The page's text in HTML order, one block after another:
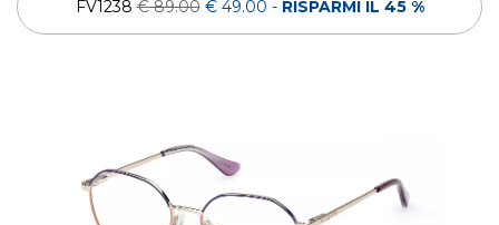
FV1238€ 89.00 € 49.00 - RISPARMI IL 45 %